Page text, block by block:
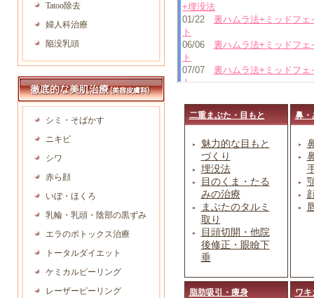
Tatoo除去
婦人科治療
陥没乳頭
シミ・そばかす
ニキビ
シワ
赤ら顔
いぼ・ほくろ
乳輪・乳頭・陰部の黒ずみ
エラのボトックス治療
トータルダイエット
ケミカルピーリング
レーザーピーリング
二重まぶた・目もと
魅力的な目もと
づくり
埋没法
目のくま・たる
みの治療
まぶたのタルミ
取り
目頭切開・他院
後修正・眼瞼下
垂
鼻・
脂肪吸引・痩身 ワキ